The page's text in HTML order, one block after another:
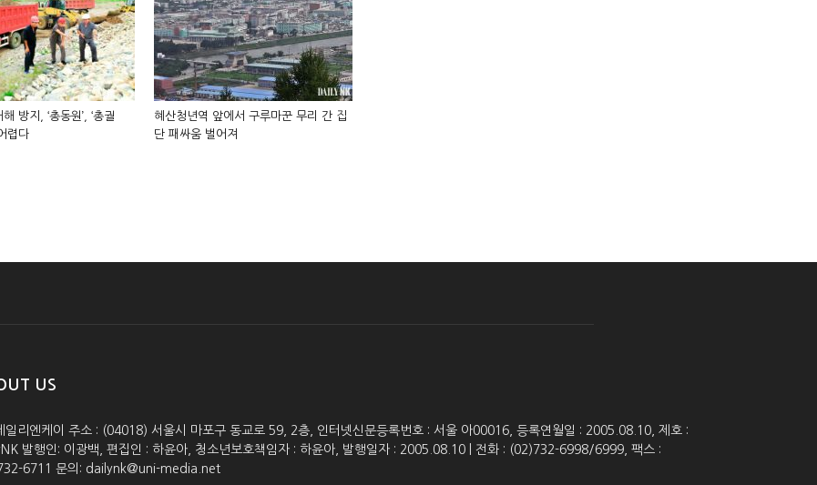
방지, ‘총동원’, ‘총궐
렵다
혜산청년역 앞에서 구루마꾼 무리 간 집
단 패싸움 벌어져
US
일리엔케이 주소 : (04018) 서울시 마포구 동교로 59, 2층, 인터넷신문등록번호 : 서울 아00016, 등록연월일 : 2005.08.10, 제호 :
발행인: 이광백, 편집인 : 하윤아, 청소년보호책임자 : 하윤아, 발행일자 : 2005.08.10 | 전화 : (02)732-6998/6999, 팩스 :
6711 문의: dailynk@uni-media.net